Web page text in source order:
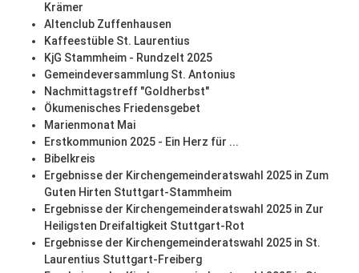
Krämer
Altenclub Zuffenhausen
Kaffeestüble St. Laurentius
KjG Stammheim - Rundzelt 2025
Gemeindeversammlung St. Antonius
Nachmittagstreff "Goldherbst"
Ökumenisches Friedensgebet
Marienmonat Mai
Erstkommunion 2025 - Ein Herz für ...
Bibelkreis
Ergebnisse der Kirchengemeinderatswahl 2025 in Zum
Guten Hirten Stuttgart-Stammheim
Ergebnisse der Kirchengemeinderatswahl 2025 in Zur
Heiligsten Dreifaltigkeit Stuttgart-Rot
Ergebnisse der Kirchengemeinderatswahl 2025 in St.
Laurentius Stuttgart-Freiberg